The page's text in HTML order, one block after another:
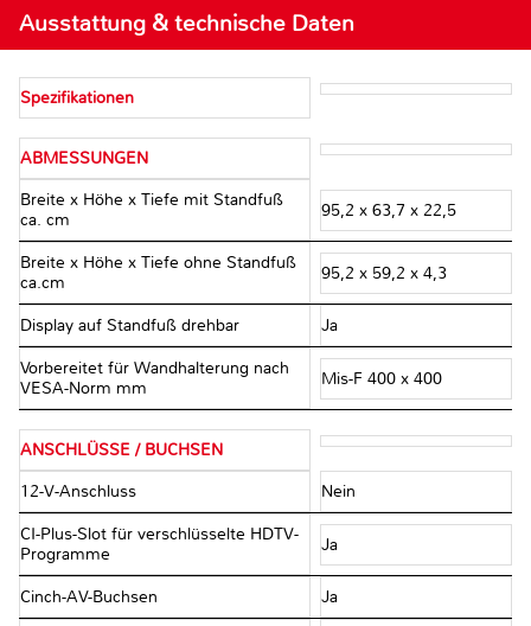
Ausstattung & technische Daten
Spezifikationen
ABMESSUNGEN
Breite x Höhe x Tiefe mit Standfuß
ca. cm
95,2 x 63,7 x 22,5
Breite x Höhe x Tiefe ohne Standfuß
ca.cm
95,2 x 59,2 x 4,3
Display auf Standfuß drehbar Ja
Vorbereitet für Wandhalterung nach
VESA-Norm mm
Mis-F 400 x 400
ANSCHLÜSSE / BUCHSEN
12-V-Anschluss Nein
CI-Plus-Slot für verschlüsselte HDTV-
Programme
Ja
Cinch-AV-Buchsen Ja